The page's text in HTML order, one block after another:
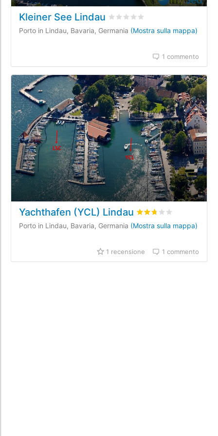
Kleiner See Lindau Valutato0
Porto in Lindau, Bavaria, Germania (Mostra sulla mappa)
1 commento
Yachthafen (YCL) Lindau Valutato2.7
Porto in Lindau, Bavaria, Germania (Mostra sulla mappa)
1 recensione 1 commento